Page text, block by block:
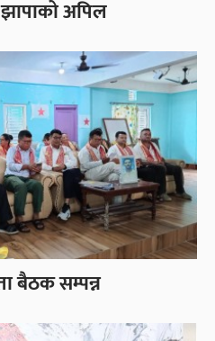
अपिल
बैठक सम्पन्न